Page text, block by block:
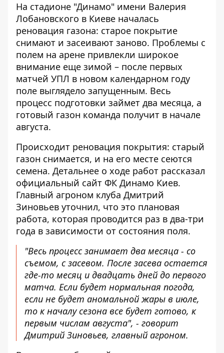
На стадионе "Динамо" имени Валерия
Лобановского в Киеве началась
реновация газона: старое покрытие
снимают и засеивают заново. Проблемы с
полем на арене привлекли широкое
внимание еще зимой – после первых
матчей УПЛ в новом календарном году
поле выглядело запущенным. Весь
процесс подготовки займет два месяца, а
готовый газон команда получит в начале
августа.
Происходит реновация покрытия: старый
газон снимается, и на его месте сеются
семена. Детальнее о ходе работ рассказал
официальный сайт ФК Динамо Киев.
Главный агроном клуба Дмитрий
Зиновьев уточнил, что это плановая
работа, которая проводится раз в два-три
года в зависимости от состояния поля.
"Весь процесс занимает два месяца - со
съемом, с засевом. После засева остается
где-то месяц и двадцать дней до первого
матча. Если будет нормальная погода,
если не будет аномальной жары в июле,
то к началу сезона все будет готово, к
первым числам августа", - говорит
Дмитрий Зиновьев, главный агроном.